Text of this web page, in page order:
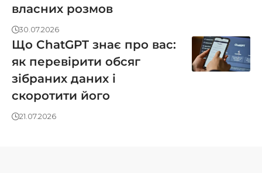
власних розмов
30.07.2026
Що ChatGPT знає про вас:
як перевірити обсяг
зібраних даних і
скоротити його
21.07.2026